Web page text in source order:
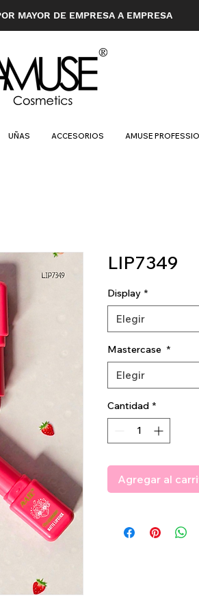
MAYOR DE EMPRESA A EMPRESA
UÑAS ACCESORIOS AMUSE
LIP7349
Display *
Elegir
Mastercase *
Elegir
Cantidad *
Agregar al